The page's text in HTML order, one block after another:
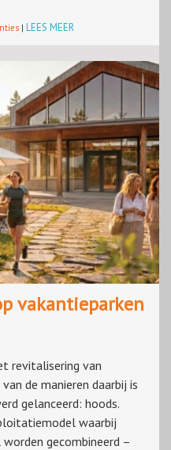
| LEES MEER
vakantieparken
revitalisering van
de manieren daarbij is
gelanceerd: hoods.
waarbij
gecombineerd –